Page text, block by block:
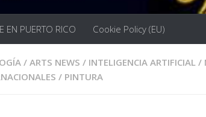
EN PUERTO RICO Cookie Policy (EU)
/ ARTS NEWS / INTELIGENCIA ARTIFICIAL /
/ PINTURA